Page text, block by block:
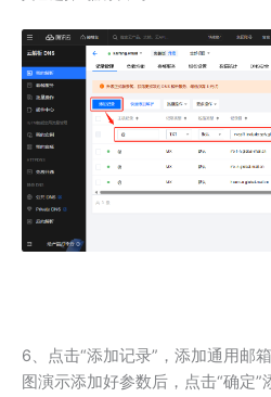
6、点击“添加记录”，添加通用邮
图演示添加好参数后，点击“确定”